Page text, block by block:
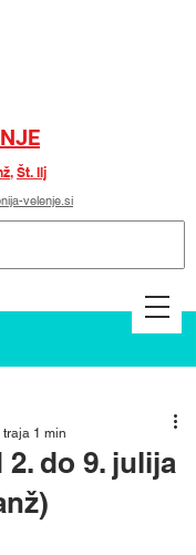
, Št. Ilj
velenje.si
do 9. julija
traja 1 min